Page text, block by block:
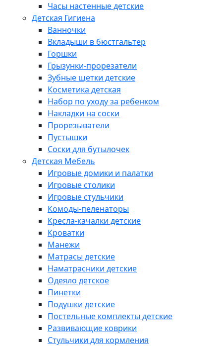
Часы настенные детские
Детская Гигиена
Ванночки
Вкладыши в бюстгальтер
Горшки
Грызунки-прорезатели
Зубные щетки детские
Косметика детская
Набор по уходу за ребенком
Накладки на соски
Прорезыватели
Пустышки
Соски для бутылочек
Детская Мебель
Игровые домики и палатки
Игровые столики
Игровые стульчики
Комоды-пеленаторы
Кресла-качалки детские
Кроватки
Манежи
Матрасы детские
Наматрасники детские
Одеяло детское
Пинетки
Подушки детские
Постельные комплекты детские
Развивающие коврики
Стульчики для кормления